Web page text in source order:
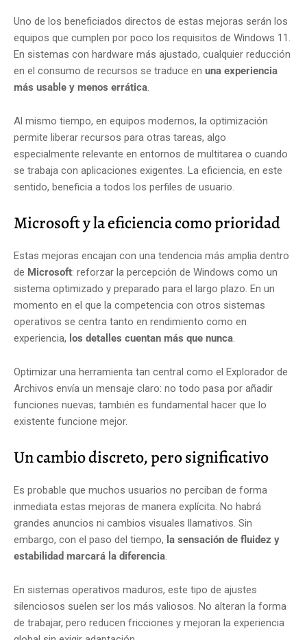
Uno de los beneficiados directos de estas mejoras serán los
equipos que cumplen por poco los requisitos de Windows 11.
En sistemas con hardware más ajustado, cualquier reducción
en el consumo de recursos se traduce en una experiencia
más usable y menos errática.
Al mismo tiempo, en equipos modernos, la optimización
permite liberar recursos para otras tareas, algo
especialmente relevante en entornos de multitarea o cuando
se trabaja con aplicaciones exigentes. La eficiencia, en este
sentido, beneficia a todos los perfiles de usuario.
Microsoft y la eficiencia como prioridad
Estas mejoras encajan con una tendencia más amplia dentro
de Microsoft: reforzar la percepción de Windows como un
sistema optimizado y preparado para el largo plazo. En un
momento en el que la competencia con otros sistemas
operativos se centra tanto en rendimiento como en
experiencia, los detalles cuentan más que nunca.
Optimizar una herramienta tan central como el Explorador de
Archivos envía un mensaje claro: no todo pasa por añadir
funciones nuevas; también es fundamental hacer que lo
existente funcione mejor.
Un cambio discreto, pero significativo
Es probable que muchos usuarios no perciban de forma
inmediata estas mejoras de manera explícita. No habrá
grandes anuncios ni cambios visuales llamativos. Sin
embargo, con el paso del tiempo, la sensación de fluidez y
estabilidad marcará la diferencia.
En sistemas operativos maduros, este tipo de ajustes
silenciosos suelen ser los más valiosos. No alteran la forma
de trabajar, pero reducen fricciones y mejoran la experiencia